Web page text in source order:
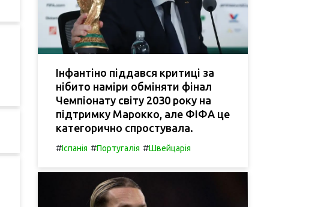
Інфантіно піддався критиці за
нібито наміри обміняти фінал
Чемпіонату світу 2030 року на
підтримку Марокко, але ФІФА це
категорично спростувала.
#Іспанія #Португалія #Швейцарія